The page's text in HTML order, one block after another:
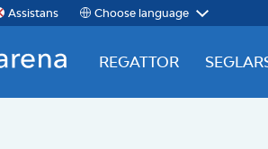
Assistans Choose language
REGATTOR